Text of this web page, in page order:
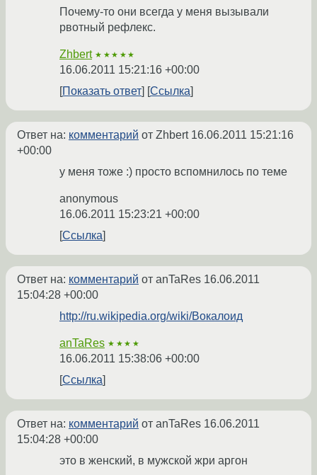
Почему-то они всегда у меня вызывали
рвотный рефлекс.
Zhbert ★★★★★
16.06.2011 15:21:16 +00:00
Показать ответ
Ссылка
Ответ на: комментарий от Zhbert 16.06.2011 15:21:16
+00:00
у меня тоже :) просто вспомнилось по теме
anonymous
16.06.2011 15:23:21 +00:00
Ссылка
Ответ на: комментарий от anTaRes 16.06.2011
15:04:28 +00:00
http://ru.wikipedia.org/wiki/Вокалоид
anTaRes ★★★★
16.06.2011 15:38:06 +00:00
Ссылка
Ответ на: комментарий от anTaRes 16.06.2011
15:04:28 +00:00
это в женский, в мужской жри аргон